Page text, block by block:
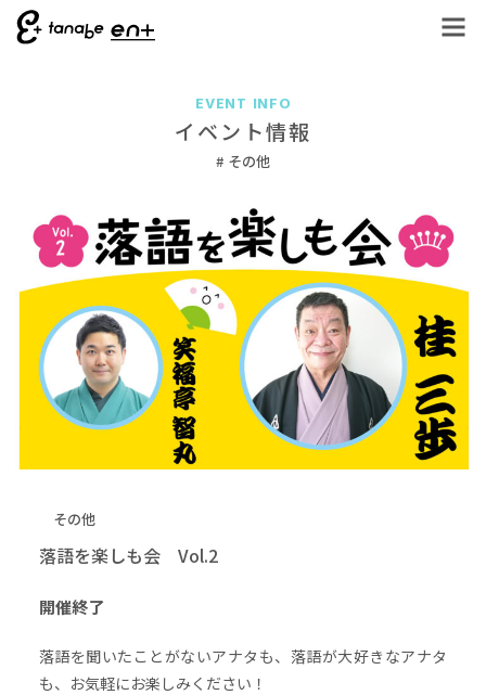
EVENT INFO
イベント情報
その他
その他
落語を楽しも会 Vol.2
開催終了
落語を聞いたことがないアナタも、落語が大好きなアナタ
も、お気軽にお楽しみください！